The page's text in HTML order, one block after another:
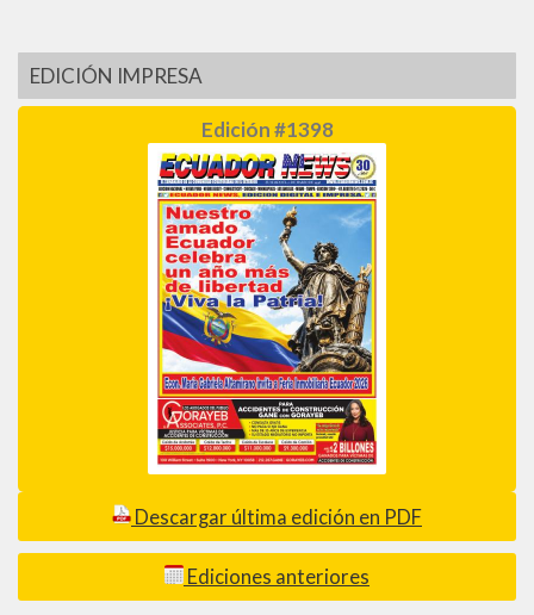
EDICIÓN IMPRESA
Edición #1398
Descargar última edición en PDF
Ediciones anteriores